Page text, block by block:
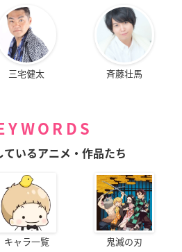
三宅健太 斉藤壮馬
ているアニメ・作品たち
キャラ一覧 鬼滅の刃